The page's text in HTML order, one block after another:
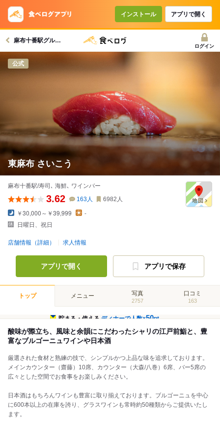
インストール アプリで開く
麻布十番駅グルメへ
ログイン
公式
東麻布 さいこう
麻布十番駅/寿司､ 海鮮､ ワインバー
3.62 163人 6982 人
￥30,000～￥39,999
-
日曜日、祝日
店舗情報（詳細） 求人情報
アプリで開く アプリで保存
トップ メニュー 写真
2757
口コミ
163
貯まる・使えるディナーで人数×50pt
酸味が際立ち、風味と余韻にこだわったシャリの江戸前鮨と、豊
富なブルゴーニュワインや日本酒
厳選された食材と熟練の技で、シンプルかつ上品な味を追求しております。
メインカウンター（齋藤）10席、カウンター（大森/八巻）6席、バー5席の
広々とした空間でお食事をお楽しみください。
日本酒はもちろんワインも豊富に取り揃えております。ブルゴーニュを中心
に600本以上の在庫を誇り、グラスワインも常時約50種類からご提供いたし
ます。